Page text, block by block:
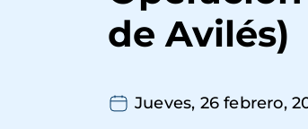
de Avilés)
Jueves, 26 febrero,